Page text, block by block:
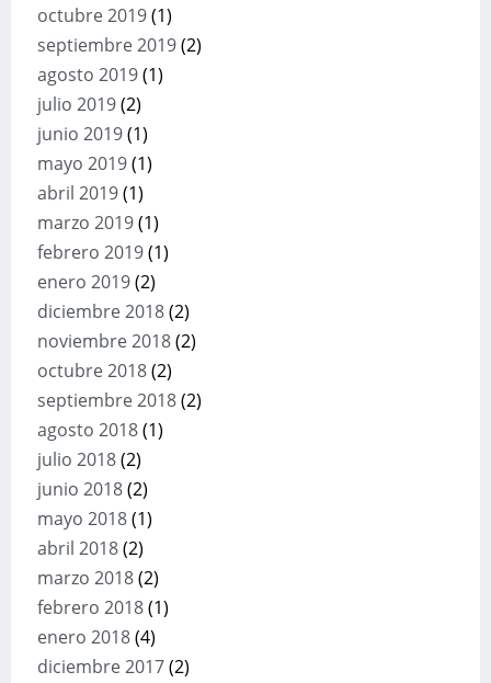
octubre 2019(1)
septiembre 2019(2)
agosto 2019(1)
julio 2019(2)
junio 2019(1)
mayo 2019(1)
abril 2019(1)
marzo 2019(1)
febrero 2019(1)
enero 2019(2)
diciembre 2018(2)
noviembre 2018(2)
octubre 2018(2)
septiembre 2018(2)
agosto 2018(1)
julio 2018(2)
junio 2018(2)
mayo 2018(1)
abril 2018(2)
marzo 2018(2)
febrero 2018(1)
enero 2018(4)
diciembre 2017(2)